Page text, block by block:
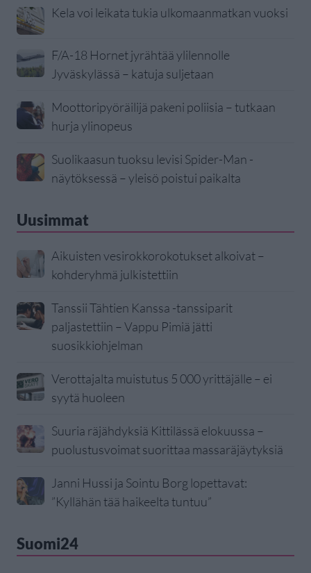
Kela voi leikata tukia ulkomaanmatkan vuoksi
F/A-18 Hornet jyrähtää ylilennolle
Jyväskylässä – katuja suljetaan
Moottoripyöräilijä pakeni poliisia – tutkaan
hurja ylinopeus
Suolikaasun tuoksu levisi Spider-Man -
näytöksessä – yleisö poistui paikalta
Uusimmat
Aikuisten vesirokkorokotukset alkoivat –
kohderyhmä julkistettiin
Tanssii Tähtien Kanssa -tanssiparit
paljastettiin – Vappu Pimiä jätti
suosikkiohjelman
Verottajalta muistutus 5 000 yrittäjälle – ei
syytä huoleen
Suuria räjähdyksiä Kittilässä elokuussa –
puolustusvoimat suorittaa massaräjäytyksiä
Janni Hussi ja Sointu Borg lopettavat:
”Kyllähän tää haikeelta tuntuu”
Suomi24